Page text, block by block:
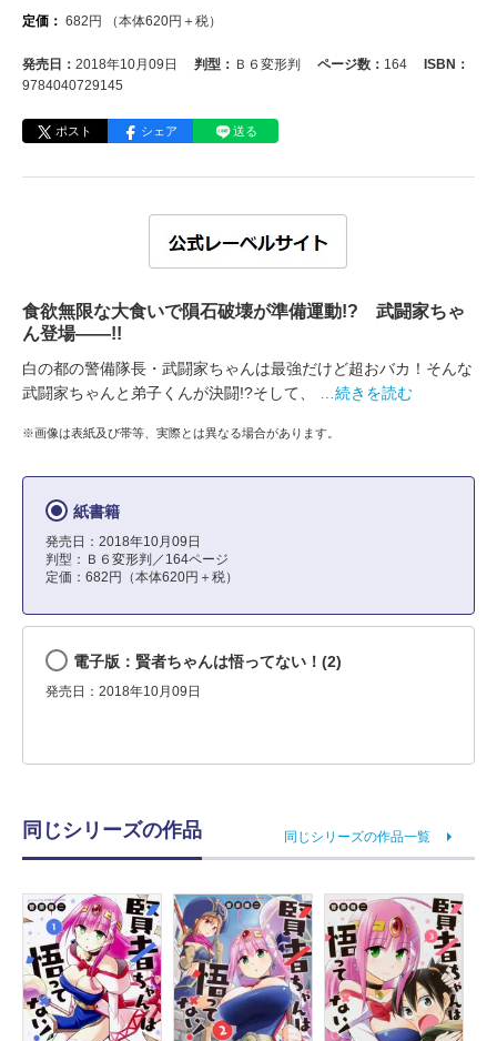
定価： 682 円 （本体620円＋税）
発売日： 2018年10月09日 判型： Ｂ６変形判 ページ数： 164
ISBN：
9784040729145
ポスト シェア 送る
食欲無限な大食いで隕石破壊が準備運動!? 武闘家ちゃ
ん登場――!!
白の都の警備隊長・武闘家ちゃんは最強だけど超おバカ！そんな
武闘家ちゃんと弟子くんが決闘!?そして、
…続きを読む
※画像は表紙及び帯等、実際とは異なる場合があります。
紙書籍
発売日：2018年10月09日
判型：Ｂ６変形判／164ページ
定価：682円（本体620円＋税）
電子版：賢者ちゃんは悟ってない！(2)
発売日：2018年10月09日
同じシリーズの作品 同じシリーズの作品一覧